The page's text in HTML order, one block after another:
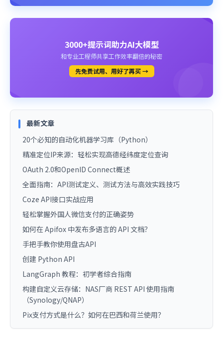
3000+提示词助力AI大模型
和专业工程师共享工作效率翻倍的秘密
先免费试用、用好了再买 →
最新文章
20个必知的自动化机器学习库（Python）
精准定位IP来源：轻松实现高德经纬度定位查询
OAuth 2.0和OpenID Connect概述
全面指南：API测试定义、测试方法与高效实践技巧
Coze API接口实战应用
轻松掌握外国人微信支付的正确姿势
如何在 Apifox 中发布多语言的 API 文档？
手把手教你使用盘古API
创建 Python API
LangGraph 教程：初学者综合指南
构建自定义云存储：NAS厂商 REST API 使用指南
（Synology/QNAP）
Pix支付方式是什么？如何在巴西和荷兰使用？